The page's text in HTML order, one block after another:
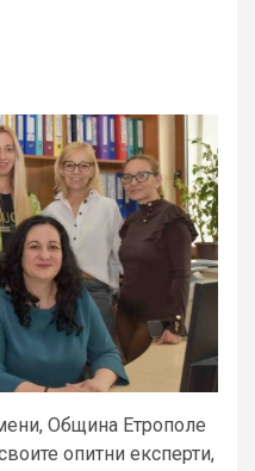
Община Етрополе
опитни експерти,